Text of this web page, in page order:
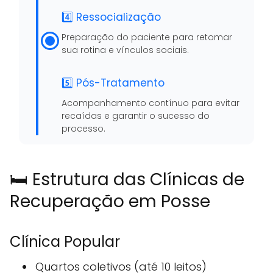
4️⃣ Ressocialização
Preparação do paciente para retomar
sua rotina e vínculos sociais.
5️⃣ Pós-Tratamento
Acompanhamento contínuo para evitar
recaídas e garantir o sucesso do
processo.
🛏️ Estrutura das Clínicas de
Recuperação em Posse
Clínica Popular
Quartos coletivos (até 10 leitos)